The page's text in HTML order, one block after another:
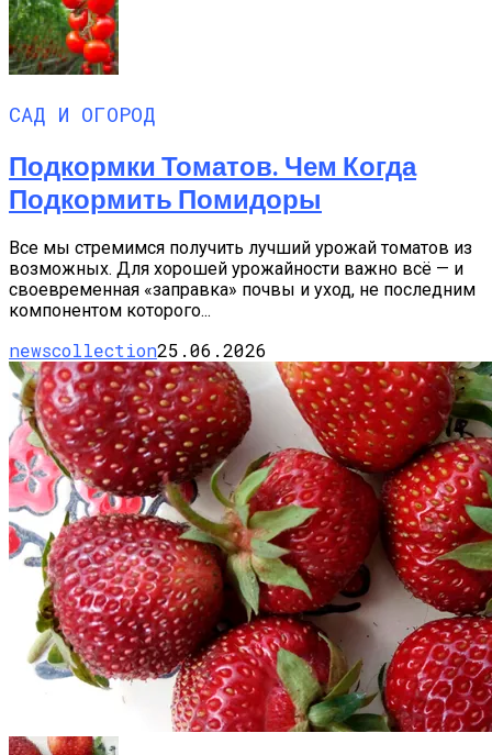
САД И ОГОРОД
Подкормки Томатов. Чем Когда
Подкормить Помидоры
Все мы стремимся получить лучший урожай томатов из
возможных. Для хорошей урожайности важно всё — и
своевременная «заправка» почвы и уход, не последним
компонентом которого...
newscollection25.06.2026